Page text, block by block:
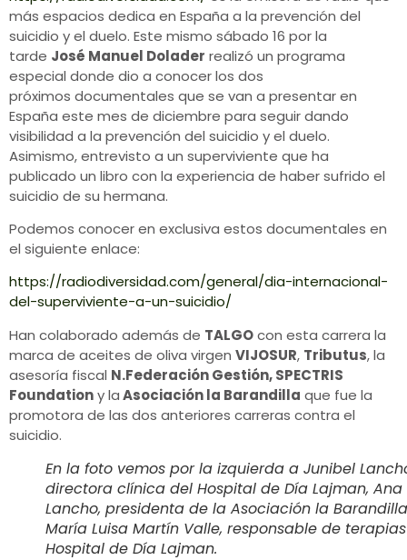
más espacios dedica en España a la prevención del
suicidio y el duelo. Este mismo sábado 16 por la
tarde José Manuel Dolader realizó un programa
especial donde dio a conocer los dos
próximos documentales que se van a presentar en
España este mes de diciembre para seguir dando
visibilidad a la prevención del suicidio y el duelo.
Asimismo, entrevisto a un superviviente que ha
publicado un libro con la experiencia de haber sufrido el
suicidio de su hermana.
Podemos conocer en exclusiva estos documentales en
el siguiente enlace:
https://radiodiversidad.com/general/dia-internacional-
del-superviviente-a-un-suicidio/
Han colaborado además de TALGOcon esta carrera la
marca de aceites de oliva virgen VIJOSUR, Tributus, la
asesoría fiscal N.Federación Gestión, SPECTRIS
Foundationy laAsociación la Barandilla que fue la
promotora de las dos anteriores carreras contra el
suicidio.
En la foto vemos por la izquierda a Junibel
directora clínica del Hospital de Día Lajman, Ana
Lancho, presidenta de la Asociación la
María Luisa Martín Valle, responsable de
Hospital de Día Lajman.